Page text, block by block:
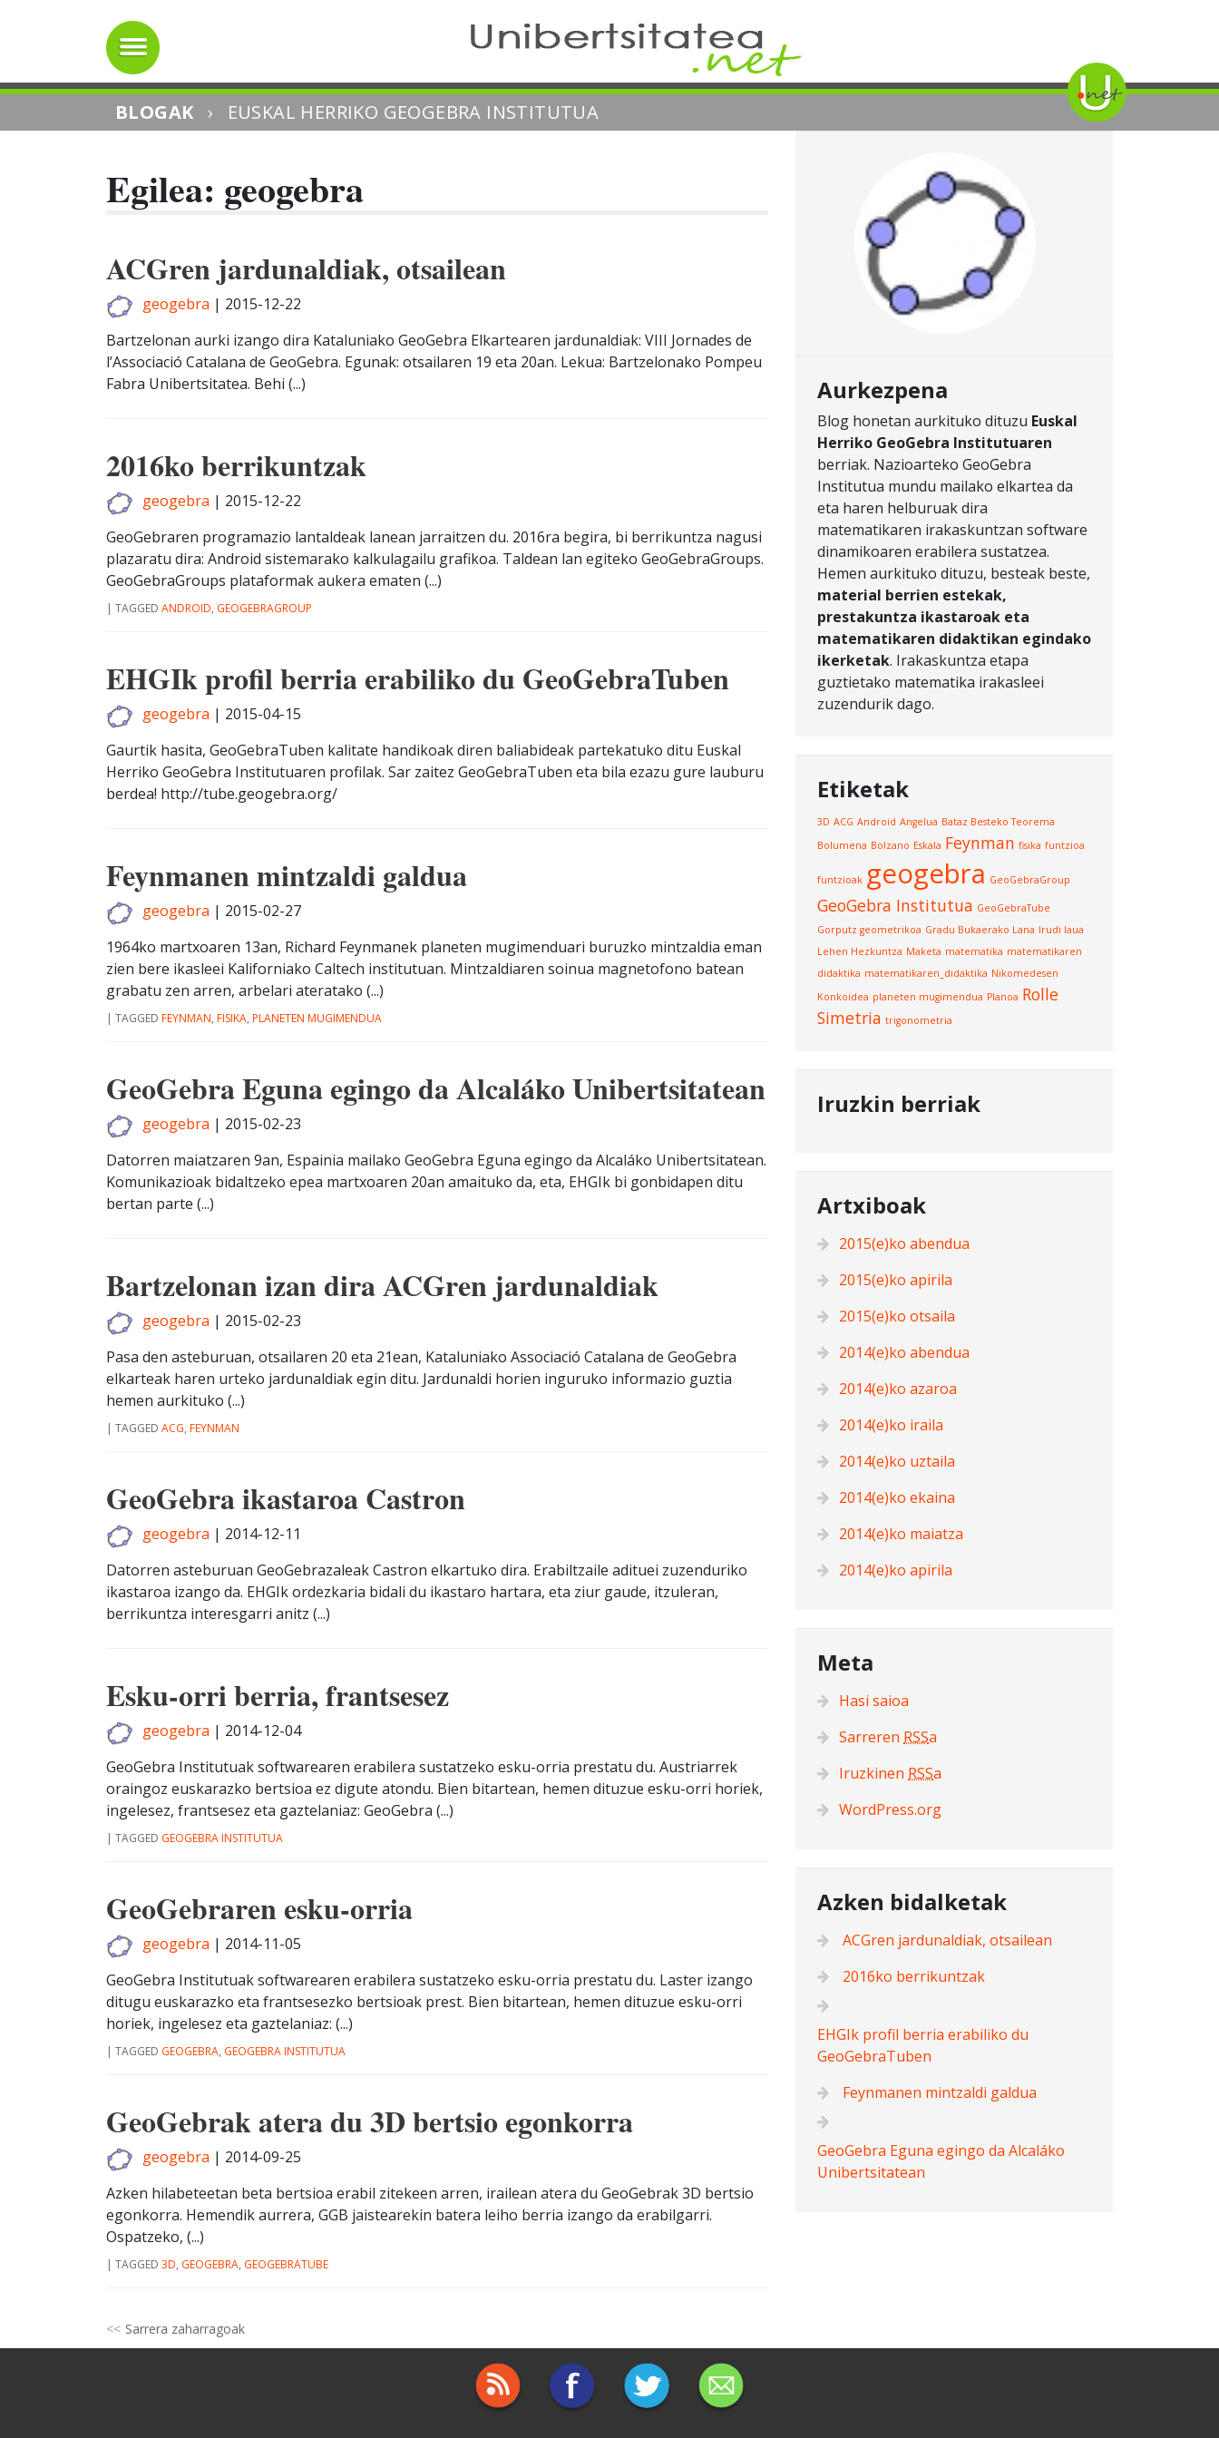
BLOGAK › EUSKAL HERRIKO GEOGEBRA INSTITUTUA
Egilea: geogebra
ACGren jardunaldiak, otsailean
geogebra | 2015-12-22
Bartzelonan aurki izango dira Kataluniako GeoGebra Elkartearen jardunaldiak: VIII Jornades de
l’Associació Catalana de GeoGebra. Egunak: otsailaren 19 eta 20an. Lekua: Bartzelonako Pompeu
Fabra Unibertsitatea. Behi (...)
2016ko berrikuntzak
geogebra | 2015-12-22
GeoGebraren programazio lantaldeak lanean jarraitzen du. 2016ra begira, bi berrikuntza nagusi
plazaratu dira: Android sistemarako kalkulagailu grafikoa. Taldean lan egiteko GeoGebraGroups.
GeoGebraGroups plataformak aukera ematen (...)
| TAGGED ANDROID, GEOGEBRAGROUP
EHGIk profil berria erabiliko du GeoGebraTuben
geogebra | 2015-04-15
Gaurtik hasita, GeoGebraTuben kalitate handikoak diren baliabideak partekatuko ditu Euskal
Herriko GeoGebra Institutuaren profilak. Sar zaitez GeoGebraTuben eta bila ezazu gure lauburu
berdea! http://tube.geogebra.org/
Feynmanen mintzaldi galdua
geogebra | 2015-02-27
1964ko martxoaren 13an, Richard Feynmanek planeten mugimenduari buruzko mintzaldia eman
zien bere ikasleei Kaliforniako Caltech institutuan. Mintzaldiaren soinua magnetofono batean
grabatu zen arren, arbelari ateratako (...)
| TAGGED FEYNMAN, FISIKA, PLANETEN MUGIMENDUA
GeoGebra Eguna egingo da Alcaláko Unibertsitatean
geogebra | 2015-02-23
Datorren maiatzaren 9an, Espainia mailako GeoGebra Eguna egingo da Alcaláko Unibertsitatean.
Komunikazioak bidaltzeko epea martxoaren 20an amaituko da, eta, EHGIk bi gonbidapen ditu
bertan parte (...)
Bartzelonan izan dira ACGren jardunaldiak
geogebra | 2015-02-23
Pasa den asteburuan, otsailaren 20 eta 21ean, Kataluniako Associació Catalana de GeoGebra
elkarteak haren urteko jardunaldiak egin ditu. Jardunaldi horien inguruko informazio guztia
hemen aurkituko (...)
| TAGGED ACG, FEYNMAN
GeoGebra ikastaroa Castron
geogebra | 2014-12-11
Datorren asteburuan GeoGebrazaleak Castron elkartuko dira. Erabiltzaile adituei zuzenduriko
ikastaroa izango da. EHGIk ordezkaria bidali du ikastaro hartara, eta ziur gaude, itzuleran,
berrikuntza interesgarri anitz (...)
Esku-orri berria, frantsesez
geogebra | 2014-12-04
GeoGebra Institutuak softwarearen erabilera sustatzeko esku-orria prestatu du. Austriarrek
oraingoz euskarazko bertsioa ez digute atondu. Bien bitartean, hemen dituzue esku-orri horiek,
ingelesez, frantsesez eta gaztelaniaz: GeoGebra (...)
| TAGGED GEOGEBRA INSTITUTUA
GeoGebraren esku-orria
geogebra | 2014-11-05
GeoGebra Institutuak softwarearen erabilera sustatzeko esku-orria prestatu du. Laster izango
ditugu euskarazko eta frantsesezko bertsioak prest. Bien bitartean, hemen dituzue esku-orri
horiek, ingelesez eta gaztelaniaz: (...)
| TAGGED GEOGEBRA, GEOGEBRA INSTITUTUA
GeoGebrak atera du 3D bertsio egonkorra
geogebra | 2014-09-25
Azken hilabeteetan beta bertsioa erabil zitekeen arren, irailean atera du GeoGebrak 3D bertsio
egonkorra. Hemendik aurrera, GGB jaistearekin batera leiho berria izango da erabilgarri.
Ospatzeko, (...)
| TAGGED 3D, GEOGEBRA, GEOGEBRATUBE
Sarrera zaharragoak
Aurkezpena
Blog honetan aurkituko dituzu Euskal
Herriko GeoGebra Institutuaren
berriak. Nazioarteko GeoGebra
Institutua mundu mailako elkartea da
eta haren helburuak dira
matematikaren irakaskuntzan software
dinamikoaren erabilera sustatzea.
Hemen aurkituko dituzu, besteak beste,
material berrien estekak,
prestakuntza ikastaroak eta
matematikaren didaktikan egindako
ikerketak. Irakaskuntza etapa
guztietako matematika irakasleei
zuzendurik dago.
Etiketak
3D ACG Android Angelua Bataz Besteko Teorema
Bolumena Bolzano Eskala Feynman fisika funtzioa
funtzioak geogebra GeoGebraGroup
GeoGebra Institutua GeoGebraTube
Gorputz geometrikoa Gradu Bukaerako Lana Irudi laua
Lehen Hezkuntza Maketa matematika matematikaren
didaktika matematikaren_didaktika Nikomedesen
Konkoidea planeten mugimendua Planoa Rolle
Simetria trigonometria
Iruzkin berriak
Artxiboak
2015(e)ko abendua
2015(e)ko apirila
2015(e)ko otsaila
2014(e)ko abendua
2014(e)ko azaroa
2014(e)ko iraila
2014(e)ko uztaila
2014(e)ko ekaina
2014(e)ko maiatza
2014(e)ko apirila
Meta
Hasi saioa
Sarreren RSSa
Iruzkinen RSSa
WordPress.org
Azken bidalketak
ACGren jardunaldiak, otsailean
2016ko berrikuntzak
EHGIk profil berria erabiliko du
GeoGebraTuben
Feynmanen mintzaldi galdua
GeoGebra Eguna egingo da Alcaláko
Unibertsitatean